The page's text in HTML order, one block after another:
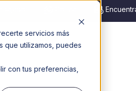
servicios más
que utilizamos, puedes
con tus preferencias,
Contenido